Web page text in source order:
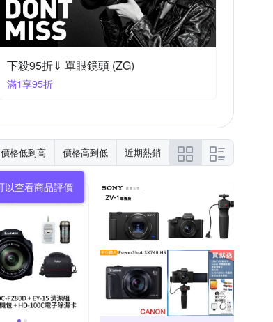
下殺95折⇓ 單眼鏡頭 (ZG)
滿1享95折
價格低到高 價格高到低 近期熱銷